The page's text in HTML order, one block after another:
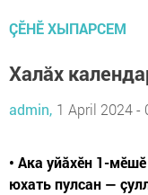
ÇӖНӖ ХЫПАРСЕМ
Халăх
admin, 1 April 2024 -
• Ака уйăхӗн 1-
юхать пулсан —